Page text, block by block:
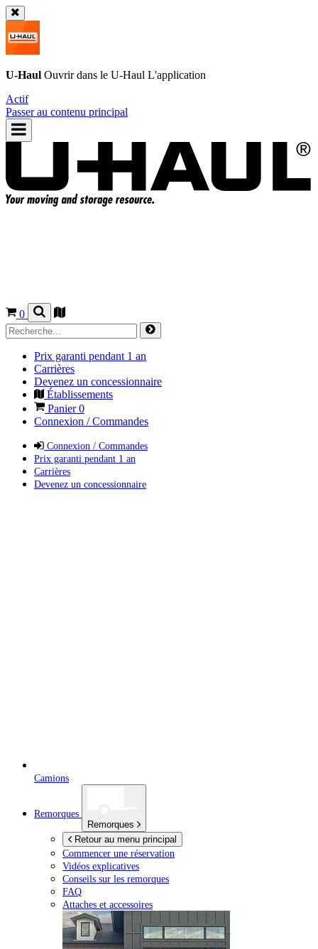
U-Haul Ouvrir dans le U-Haul L'application
Actif
Passer au contenu principal
0
Prix garanti pendant 1 an
Carrières
Devenez un concessionnaire
Établissements
Panier0
Connexion / Commandes
Connexion / Commandes
Prix garanti pendant 1 an
Carrières
Devenez un concessionnaire
Camions
Remorques
Remorques
Retour au menu principal
Commencer une réservation
Vidéos explicatives
Conseils sur les remorques
FAQ
Attaches et accessoires